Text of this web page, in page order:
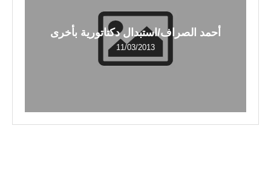
أحمد الصراف/استبدال دكتاتورية بأخرى
11/03/2013